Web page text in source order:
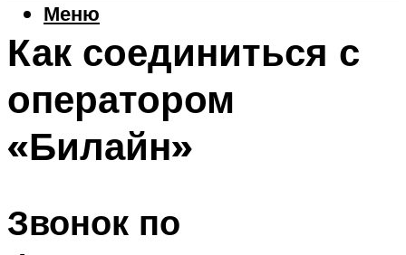
Меню
Как соединиться с
оператором
«Билайн»
Звонок по